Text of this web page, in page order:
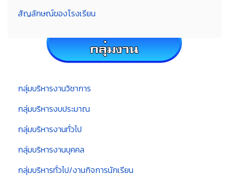
สัญลักษณ์ของโรงเรียน
กลุ่มบริหารงานวิชาการ
กลุ่มบริหารงบประมาณ
กลุ่มบริหารงานทั่วไป
กลุ่มบริหารงานบุคคล
กลุ่มบริหารทั่วไป/งานกิจการนักเรียน